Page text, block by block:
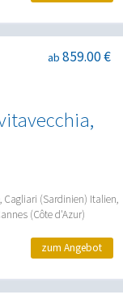
ab 859.00 €
Cagliari (Sardinien) Italien,
(Côte d'Azur)
zum Angebot